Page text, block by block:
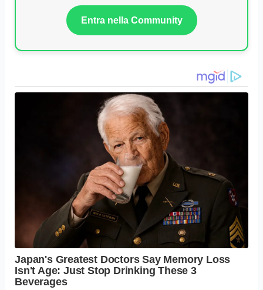
Entra nella Community